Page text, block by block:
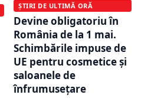
ȘTIRI DE ULTIMĂ ORĂ
Devine obligatoriu în
România de la 1 mai.
Schimbările impuse de
UE pentru cosmetice și
saloanele de
înfrumusețare